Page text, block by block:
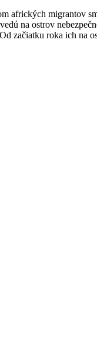
afrických migrantov
na ostrov
začiatku roka ich na